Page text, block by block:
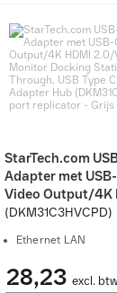
StarTech.com
Adapter met
Video Output/4K
USB-C Dual
USB Type C Mini
Adapter Hub
Docks & port
(DKM31C3HVCPD)
Ethernet LAN
28,23 excl. btw